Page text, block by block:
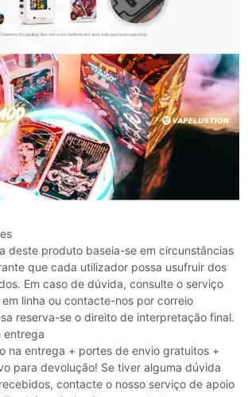
deste produto baseia-se em circunstâncias
que cada utilizador possa usufruir dos
Em caso de dúvida, consulte o serviço
linha ou contacte-nos por correio
reserva-se o direito de interpretação final.
entrega
na entrega + portes de envio gratuitos +
para devolução! Se tiver alguma dúvida
contacte o nosso serviço de apoio